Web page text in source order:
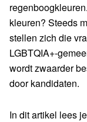
kleuren? Steeds
stellen zich die
LGBTQIA+-
wordt zwaarder
door kandidaten.
In dit artikel lees